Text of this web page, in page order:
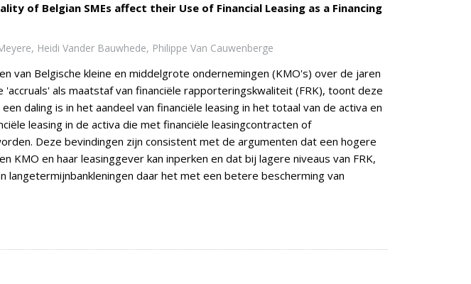
of Belgian SMEs affect their Use of Financial Leasing as a Financing
Heidi Vander Bauwhede, Philippe Van Cauwenberge
van Belgische kleine en middelgrote ondernemingen (KMO's) over de jaren
als maatstaf van financiële rapporteringskwaliteit (FRK), toont deze
daling is in het aandeel van financiële leasing in het totaal van de activa en
leasing in de activa die met financiële leasingcontracten of
Deze bevindingen zijn consistent met de argumenten dat een hogere
KMO en haar leasinggever kan inperken en dat bij lagere niveaus van FRK,
langetermijnbankleningen daar het met een betere bescherming van